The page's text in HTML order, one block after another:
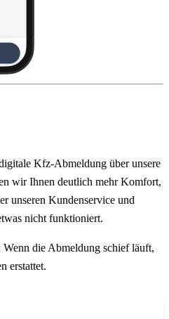
Kfz-Abmeldung über unsere
wir Ihnen deutlich mehr Komfort,
unseren Kundenservice und
nicht funktioniert.
die Abmeldung schief läuft,
erstattet.